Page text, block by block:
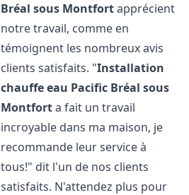
Bréal sous Montfortapprécient
notre travail, comme en
témoignent les nombreux avis
clients satisfaits. "Installation
chauffe eau Pacific Bréal sous
Montforta fait un travail
incroyable dans ma maison, je
recommande leur service à
tous!" dit l'un de nos clients
satisfaits. N'attendez plus pour